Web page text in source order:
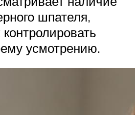
шпателя,
усмотрению.